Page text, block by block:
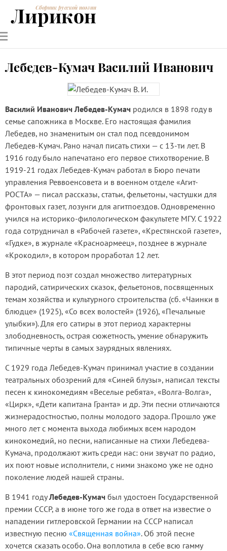
РУССКИЕ
ПОЭТЫ
СОВРЕМЕННИКИЭНЦИКЛОПЕДИЯ
ПОЭЗИИ
Сборник русской поэзии
Лирикон
Лебедев-Кумач Василий Иванович
Василий Иванович Лебедев-Кумач родился в 1898 году в
семье сапожника в Москве. Его настоящая фамилия
Лебедев, но знаменитым он стал под псевдонимом
Лебедев-Кумач. Рано начал писать стихи — с 13-ти лет. В
1916 году было напечатано его первое стихотворение. В
1919-21 годах Лебедев-Кумач работал в Бюро печати
управления Реввоенсовета и в военном отделе «Агит-
РОСТА» — писал рассказы, статьи, фельетоны, частушки для
фронтовых газет, лозунги для агитпоездов. Одновременно
учился на историко-филологическом факультете МГУ. С 1922
года сотрудничал в «Рабочей газете», «Крестянской газете»,
«Гудке», в журнале «Красноармеец», позднее в журнале
«Крокодил», в котором проработал 12 лет.
В этот период поэт создал множество литературных
пародий, сатирических сказок, фельетонов, посвященных
темам хозяйства и культурного строительства (сб. «Чаинки в
блюдце» (1925), «Со всех волостей» (1926), «Печальные
улыбки»). Для его сатиры в этот период характерны
злободневность, острая сюжетность, умение обнаружить
типичные черты в самых заурядных явлениях.
С 1929 года Лебедев-Кумач принимал участие в создании
театральных обозрений для «Синей блузы», написал тексты
песен к кинокомедиям «Веселые ребята», «Волга-Волга»,
«Цирк», «Дети капитана Гранта» и др. Эти песни отличаются
жизнерадостностью, полны молодого задора. Прошло уже
много лет с момента выхода любимых всем народом
кинокомедий, но песни, написанные на стихи Лебедева-
Кумача, продолжают жить среди нас: они звучат по радио,
их поют новые исполнители, с ними знакомо уже не одно
поколение людей нашей страны.
В 1941 годуЛебедев-Кумач был удостоен Государственной
премии СССР, а в июне того же года в ответ на известие о
нападении гитлеровской Германии на СССР написал
известную песню «Священная война». Об этой песне
хочется сказать особо. Она воплотила в себе всю гамму